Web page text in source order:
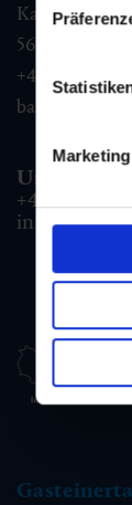
Marketing
Kaiser Franz
5640
+43 6432
+43 6432